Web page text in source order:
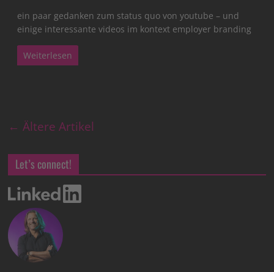
ein paar gedanken zum status quo von youtube – und
einige interessante videos im kontext employer branding
Weiterlesen
← Ältere Artikel
Let’s connect!